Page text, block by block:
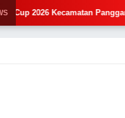
Kecamatan Panggarangan